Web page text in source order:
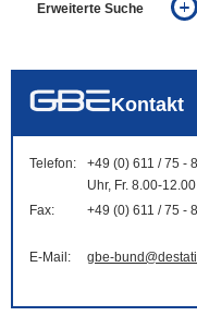
Erweiterte Suche
auch in allen Texten
Kontakt
Telefon:
+49 (0) 611 / 75 -
Uhr, Fr. 8.00-
Fax:
+49 (0) 611 / 75 -
E-Mail: gbe-